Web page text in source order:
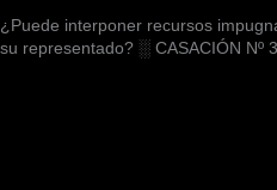
¿Puede interponer recursos
su representado? ░ CASACIÓN Nº